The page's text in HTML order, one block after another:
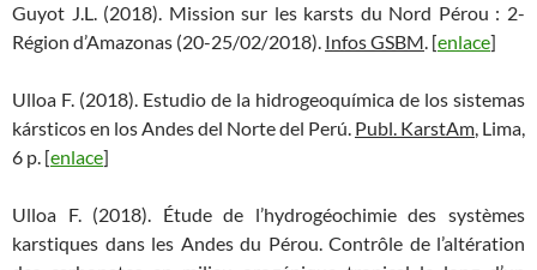
Guyot J.L. (2018). Mission sur les karsts du Nord Pérou : 2-
Région d’Amazonas (20-25/02/2018). Infos GSBM. [enlace]
Ulloa F. (2018). Estudio de la hidrogeoquímica de los sistemas
kársticos en los Andes del Norte del Perú. Publ. KarstAm, Lima,
6 p. [enlace]
Ulloa F. (2018). Étude de l’hydrogéochimie des systèmes
karstiques dans les Andes du Pérou. Contrôle de l’altération